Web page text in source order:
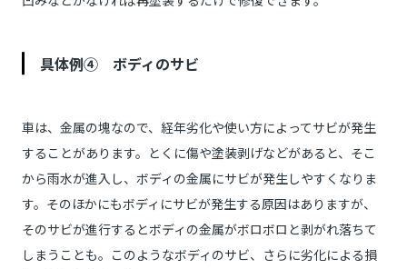
具体例④ ボディのサビ
車は、金属の塊なので、経年劣化や使い方によってサビが発生
することがあります。とくに傷や塗装剥げなどがあると、そこ
から雨水が進入し、ボディの金属にサビが発生しやすくなりま
す。そのほかにもボディにサビが発生する原因はありますが、
そのサビが進行するとボディの金属がボロボロと剥がれ落ちて
しまうことも。このようなボディのサビ、さらに劣化による損